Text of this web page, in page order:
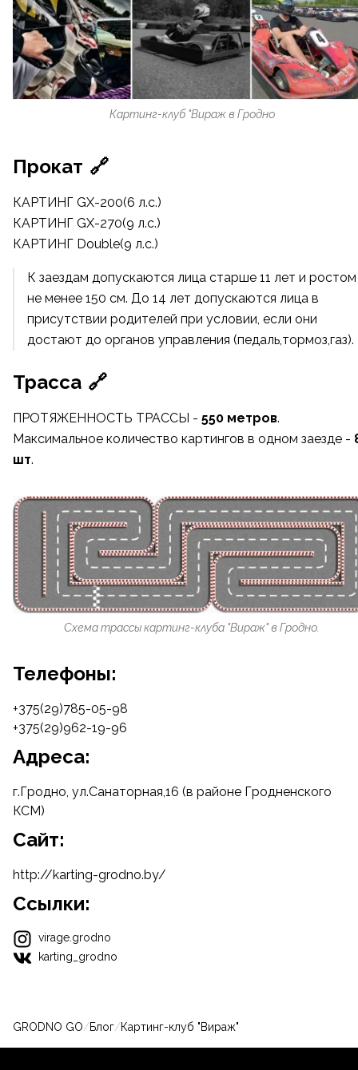
Картинг-клуб "Вираж в Гродно
Прокат 🔗
КАРТИНГ GX-200(6 л.с.)
КАРТИНГ GX-270(9 л.с.)
КАРТИНГ Double(9 л.с.)
К заездам допускаются лица старше 11 лет и ростом
не менее 150 см. До 14 лет допускаются лица в
присутствии родителей при условии, если они
достают до органов управления (педаль,тормоз,газ).
Трасса 🔗
ПРОТЯЖЕННОСТЬ ТРАССЫ - 550 метров.
Максимальное количество картингов в одном заезде -
шт.
Схема трассы картинг-клуба "Вираж" в Гродно.
Телефоны:
+375(29)785-05-98
+375(29)962-19-96
Адреса:
г.Гродно, ул.Санаторная,16 (в районе Гродненского
КСМ)
Cайт:
http://karting-grodno.by/
Ссылки:
virage.grodno
karting_grodno
GRODNO GO/Блог/Картинг-клуб "Вираж"